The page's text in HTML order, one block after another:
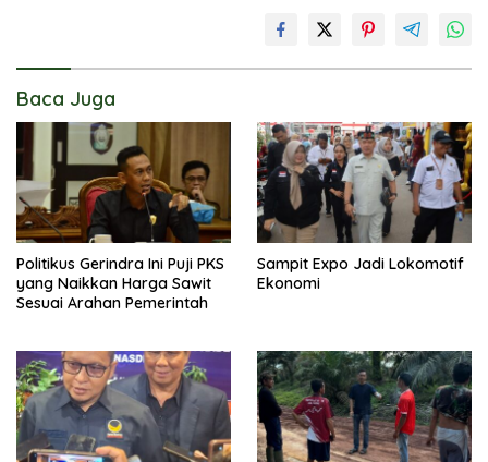
Baca Juga
Politikus Gerindra Ini Puji PKS
yang Naikkan Harga Sawit
Sesuai Arahan Pemerintah
Sampit Expo Jadi Lokomotif
Ekonomi